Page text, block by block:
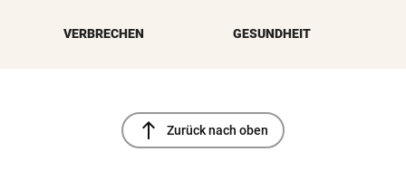
VERBRECHEN GESUNDHEIT
north Zurück nach oben